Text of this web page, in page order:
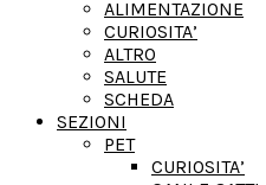
ALIMENTAZIONE
CURIOSITA’
ALTRO
SALUTE
SCHEDA
SEZIONI
PET
CURIOSITA’